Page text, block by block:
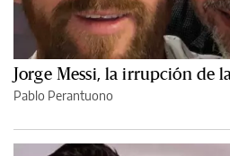
Jorge Messi, la irrupción de
Pablo Perantuono